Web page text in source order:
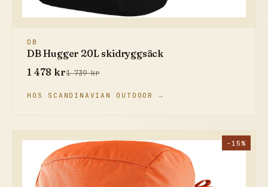
DB
DB Hugger 20L skidryggsäck
1 478 kr1 739 kr
HOS SCANDINAVIAN OUTDOOR →
−15%